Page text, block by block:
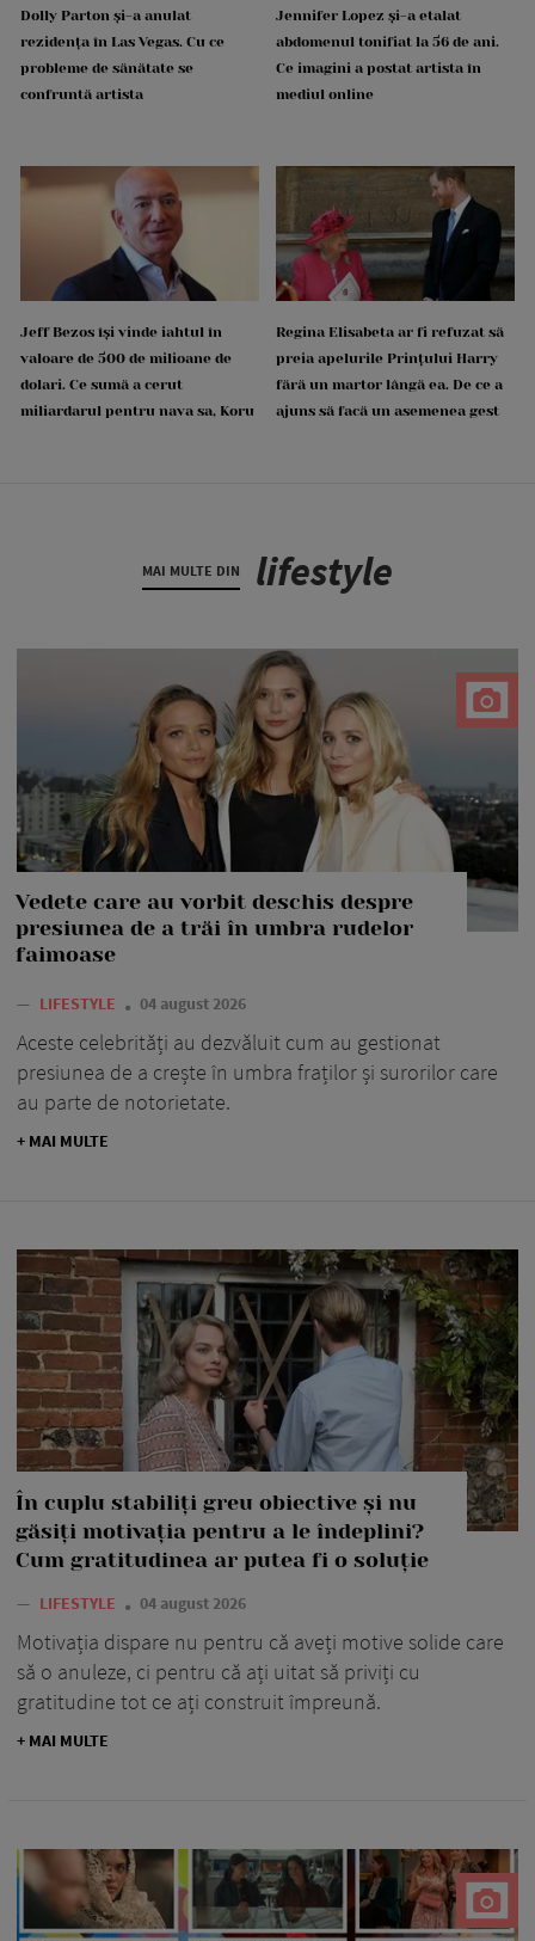
Dolly Parton și-a anulat
rezidența în Las Vegas. Cu ce
probleme de sănătate se
confruntă artista
Jennifer Lopez și-a etalat
abdomenul tonifiat la 56 de ani.
Ce imagini a postat artista în
mediul online
Jeff Bezos își vinde iahtul în
valoare de 500 de milioane de
dolari. Ce sumă a cerut
miliardarul pentru nava sa, Koru
Regina Elisabeta ar fi refuzat să
preia apelurile Prințului Harry
fără un martor lângă ea. De ce a
ajuns să facă un asemenea gest
MAI MULTE DIN lifestyle
Vedete care au vorbit deschis despre
presiunea de a trăi în umbra rudelor
faimoase
— LIFESTYLE 04 august 2026
Aceste celebrități au dezvăluit cum au gestionat
presiunea de a crește în umbra fraților și surorilor care
au parte de notorietate.
+ MAI MULTE
În cuplu stabiliți greu obiective și nu
găsiți motivația pentru a le îndeplini?
Cum gratitudinea ar putea fi o soluție
— LIFESTYLE 04 august 2026
Motivația dispare nu pentru că aveți motive solide care
să o anuleze, ci pentru că ați uitat să priviți cu
gratitudine tot ce ați construit împreună.
+ MAI MULTE